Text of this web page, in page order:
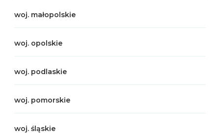
woj. małopolskie
woj. opolskie
woj. podlaskie
woj. pomorskie
woj. śląskie